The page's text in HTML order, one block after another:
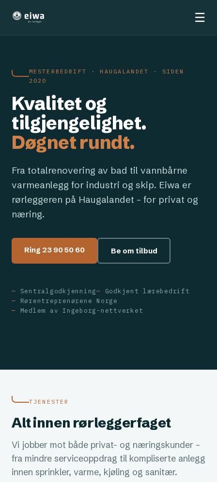
☰
MESTERBEDRIFT · HAUGALANDET · SIDEN
2020
Kvalitet og
tilgjengelighet.
Døgnet rundt.
Fra totalrenovering av bad til vannbårne
varmeanlegg for industri og skip. Eiwa er
rørleggeren på Haugalandet – for privat og
næring.
Ring 23 90 50 60 Be om tilbud
Sentralgodkjenning
Godkjent lærebedrift
Rørentreprenørene Norge
Medlem av Ingeborg-nettverket
TJENESTER
Alt innen rørleggerfaget
Vi jobber mot både privat- og næringskunder –
fra mindre serviceoppdrag til kompliserte anlegg
innen sprinkler, varme, kjøling og sanitær.